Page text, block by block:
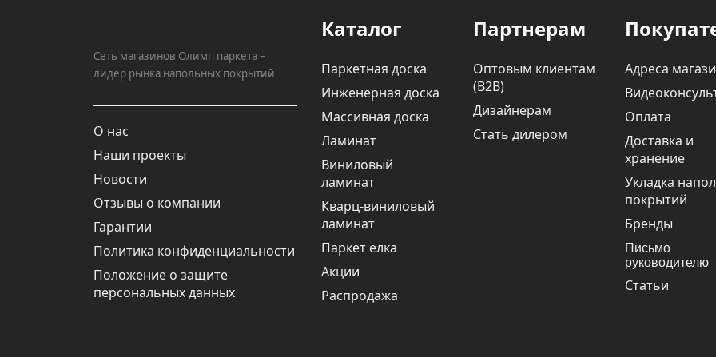
Сеть магазинов Олимп паркета –
лидер рынка напольных покрытий
О нас
Наши проекты
Новости
Отзывы о компании
Гарантии
Политика конфиденциальности
Положение о защите
персональных данных
Каталог
Паркетная доска
Инженерная доска
Массивная доска
Ламинат
Виниловый
ламинат
Кварц-виниловый
ламинат
Паркет елка
Акции
Распродажа
Партнерам
Оптовым клиентам
(В2В)
Дизайнерам
Стать дилером
Адреса
Оплата
Доставка и
хранение
Укладка
покрытий
Бренды
Письмо
руководителю
Статьи